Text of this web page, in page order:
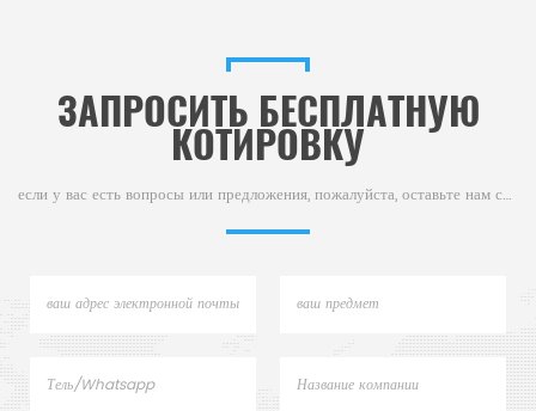
ЗАПРОСИТЬ БЕСПЛАТНУЮ
КОТИРОВКУ
если у вас есть вопросы или предложения, пожалуйста, оставьте нам сообщение,